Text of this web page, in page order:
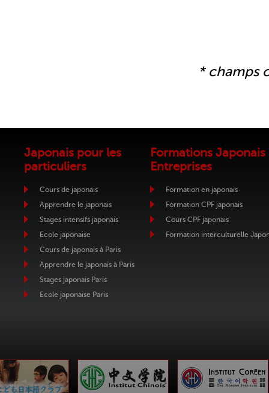
* champs
Japonais pour les
particuliers
Cours de japonais
Apprendre le japonais
Stages intensifs japonais
Ecole japonaise
Cours de japonais à Paris
Apprendre le japonais à Paris
Stages japonais Paris
Ecole japonaise Paris
Formations Japonais
Entreprises
Formation en japonais
Formation CPF japonais
Cours CPF japonais
Formation interculturelle